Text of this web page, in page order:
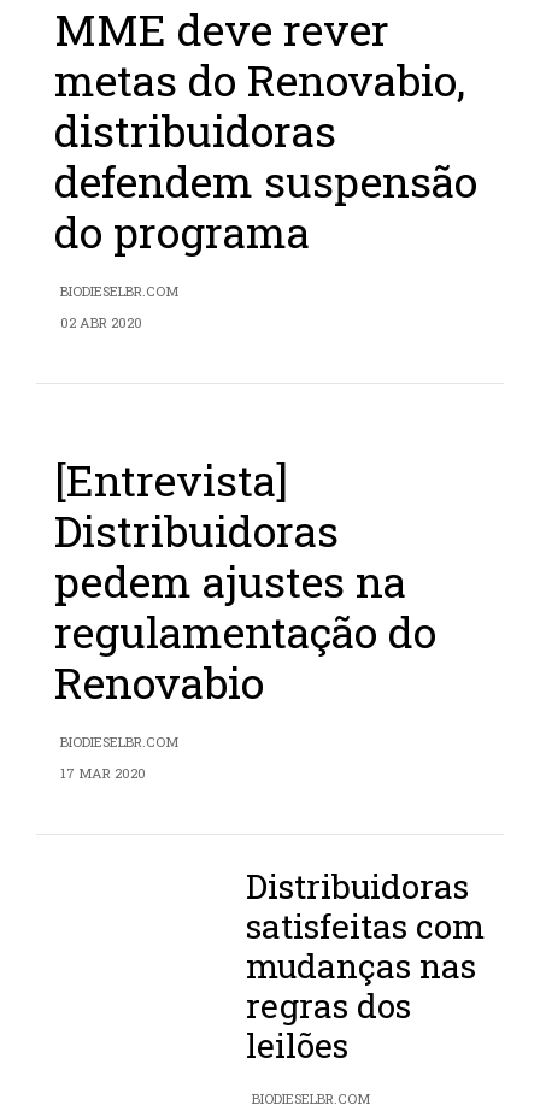
MME deve rever
metas do Renovabio,
distribuidoras
defendem suspensão
do programa
BIODIESELBR.COM
02 ABR 2020
[Entrevista]
Distribuidoras
pedem ajustes na
regulamentação do
Renovabio
BIODIESELBR.COM
17 MAR 2020
Distribuidoras
satisfeitas com
mudanças nas
regras dos
leilões
BIODIESELBR.COM